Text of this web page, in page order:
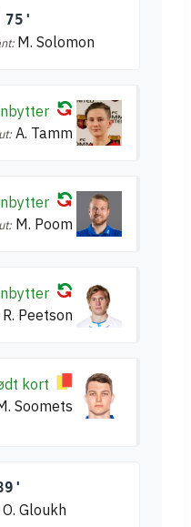
75'
M. Solomon
A. Tamm
M. Poom
R. Peetson
kort
Soomets
O. Gloukh